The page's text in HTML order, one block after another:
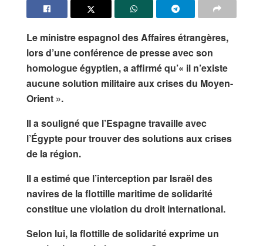
Le ministre espagnol des Affaires étrangères,
lors d’une conférence de presse avec son
homologue égyptien, a affirmé qu’« il n’existe
aucune solution militaire aux crises du Moyen-
Orient ».
Il a souligné que l’Espagne travaille avec
l’Égypte pour trouver des solutions aux crises
de la région.
Il a estimé que l’interception par Israël des
navires de la flottille maritime de solidarité
constitue une violation du droit international.
Selon lui, la flottille de solidarité exprime un